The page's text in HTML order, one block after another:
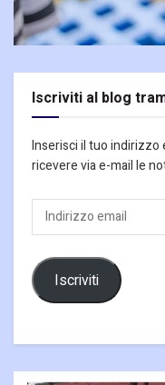
Iscriviti al blog
Inserisci il tuo indirizzo
ricevere via e-mail le
Indirizzo
email
Iscriviti